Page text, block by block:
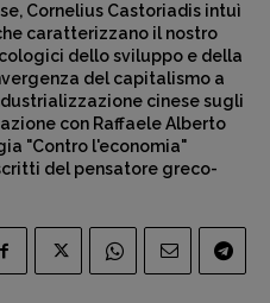
Cornelius Castoriadis intuì
caratterizzano il nostro
dello sviluppo e della
del capitalismo a
cinese sugli
con Raffaele Alberto
"Contro l'economia"
del pensatore greco-